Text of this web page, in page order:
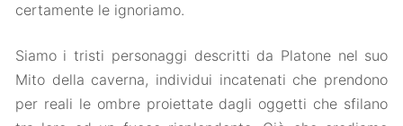
certamente le ignoriamo.
Siamo i tristi personaggi descritti da Platone nel suo
Mito della caverna, individui incatenati che prendono
per reali le ombre proiettate dagli oggetti che sfilano